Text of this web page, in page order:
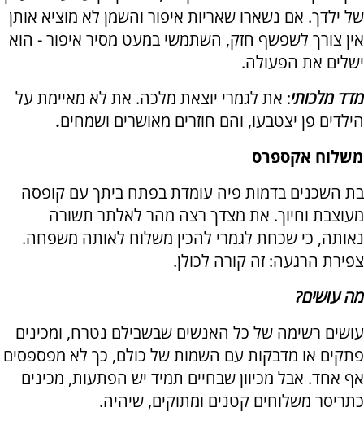
של ילדך. אם נשארו שאריות איפור והשמן לא מוציא אותן
אין צורך לשפשף חזק, השתמשי במעט מסיר איפור - הוא
ישלים את הפעולה.
מדד מלכותי: את לגמרי יוצאת מלכה. את לא מאיימת על
הילדים פן יצטבעו, והם חוזרים מאושרים ושמחים.
משלוח אקספרס
בת השכנים בדמות פיה עומדת בפתח ביתך עם קופסה
מעוצבת וחיוך. את מצדך רצה מהר לאלתר תשורה
נאותה, כי שכחת לגמרי להכין משלוח לאותה משפחה.
צפירת הרגעה: זה קורה לכולן.
מה עושים?
עושים רשימה של כל האנשים שבשבילם נטרח, ומכינים
פתקים או מדבקות עם השמות של כולם, כך לא מפספסים
אף אחד. אבל מכיוון שבחיים תמיד יש הפתעות, מכינים
כתריסר משלוחים קטנים ומתוקים, שיהיה.